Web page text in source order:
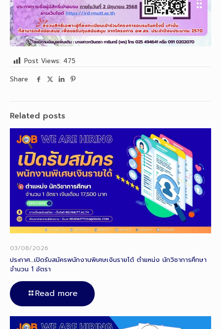
Post Views: 475
Share
Related posts
03/08/2026
ประกาศ…เปิดรับสมัครพนักงานพิเศษเงินรายได้ ตำแหน่ง นักวิชาการศึกษา
จำนวน 1 อัตรา
Read more